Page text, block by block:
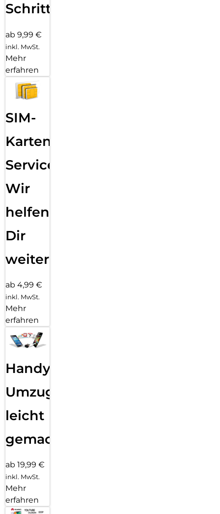
Schritten
ab 9,99 €
inkl. MwSt.
Mehr
erfahren
SIM-
Karten
Service:
Wir
helfen
Dir
weiter
ab 4,99 €
inkl. MwSt.
Mehr
erfahren
Handy
Umzug
leicht
gemacht!
ab 19,99 €
inkl. MwSt.
Mehr
erfahren